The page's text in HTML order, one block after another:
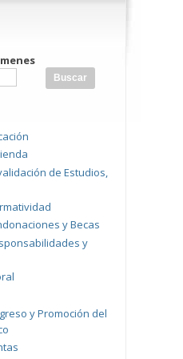
de Estudios,
y Becas
y
y Promoción del